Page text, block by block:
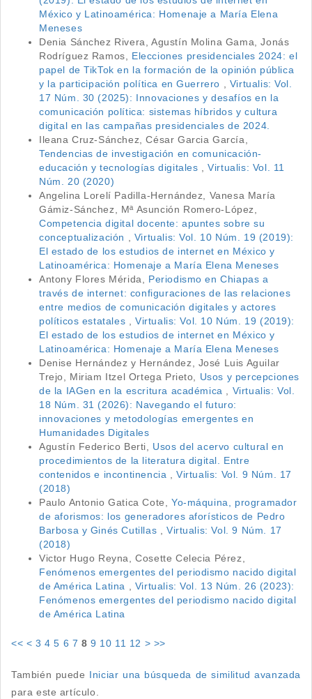
México y Latinoamérica: Homenaje a María Elena
Meneses
Denia Sánchez Rivera, Agustín Molina Gama, Jonás
Rodríguez Ramos, Elecciones presidenciales 2024: el
papel de TikTok en la formación de la opinión pública
y la participación política en Guerrero , Virtualis: Vol.
17 Núm. 30 (2025): Innovaciones y desafíos en la
comunicación política: sistemas híbridos y cultura
digital en las campañas presidenciales de 2024.
Ileana Cruz-Sánchez, César Garcia García,
Tendencias de investigación en comunicación-
educación y tecnologías digitales ,Virtualis: Vol. 11
Núm. 20 (2020)
Angelina Lorelí Padilla-Hernández, Vanesa María
Gámiz-Sánchez, Mª Asunción Romero-López,
Competencia digital docente: apuntes sobre su
conceptualización , Virtualis: Vol. 10 Núm. 19 (2019):
El estado de los estudios de internet en México y
Latinoamérica: Homenaje a María Elena Meneses
Antony Flores Mérida, Periodismo en Chiapas a
través de internet: configuraciones de las relaciones
entre medios de comunicación digitales y actores
políticos estatales , Virtualis: Vol. 10 Núm. 19 (2019):
El estado de los estudios de internet en México y
Latinoamérica: Homenaje a María Elena Meneses
Denise Hernández y Hernández, José Luis Aguilar
Trejo, Miriam Itzel Ortega Prieto, Usos y percepciones
de la IAGen en la escritura académica , Virtualis: Vol.
18 Núm. 31 (2026): Navegando el futuro:
innovaciones y metodologías emergentes en
Humanidades Digitales
Agustín Federico Berti, Usos del acervo cultural en
procedimientos de la literatura digital. Entre
contenidos e incontinencia ,Virtualis: Vol. 9 Núm. 17
(2018)
Paulo Antonio Gatica Cote, Yo-máquina, programador
de aforismos: los generadores aforísticos de Pedro
Barbosa y Ginés Cutillas , Virtualis: Vol. 9 Núm. 17
(2018)
Victor Hugo Reyna, Cosette Celecia Pérez,
Fenómenos emergentes del periodismo nacido digital
de América Latina , Virtualis: Vol. 13 Núm. 26 (2023):
Fenómenos emergentes del periodismo nacido digital
de América Latina
<< < 3 4 5 6 7 8 9 10 11 12 > >>
También puede Iniciar una búsqueda de similitud avanzada
para este artículo.